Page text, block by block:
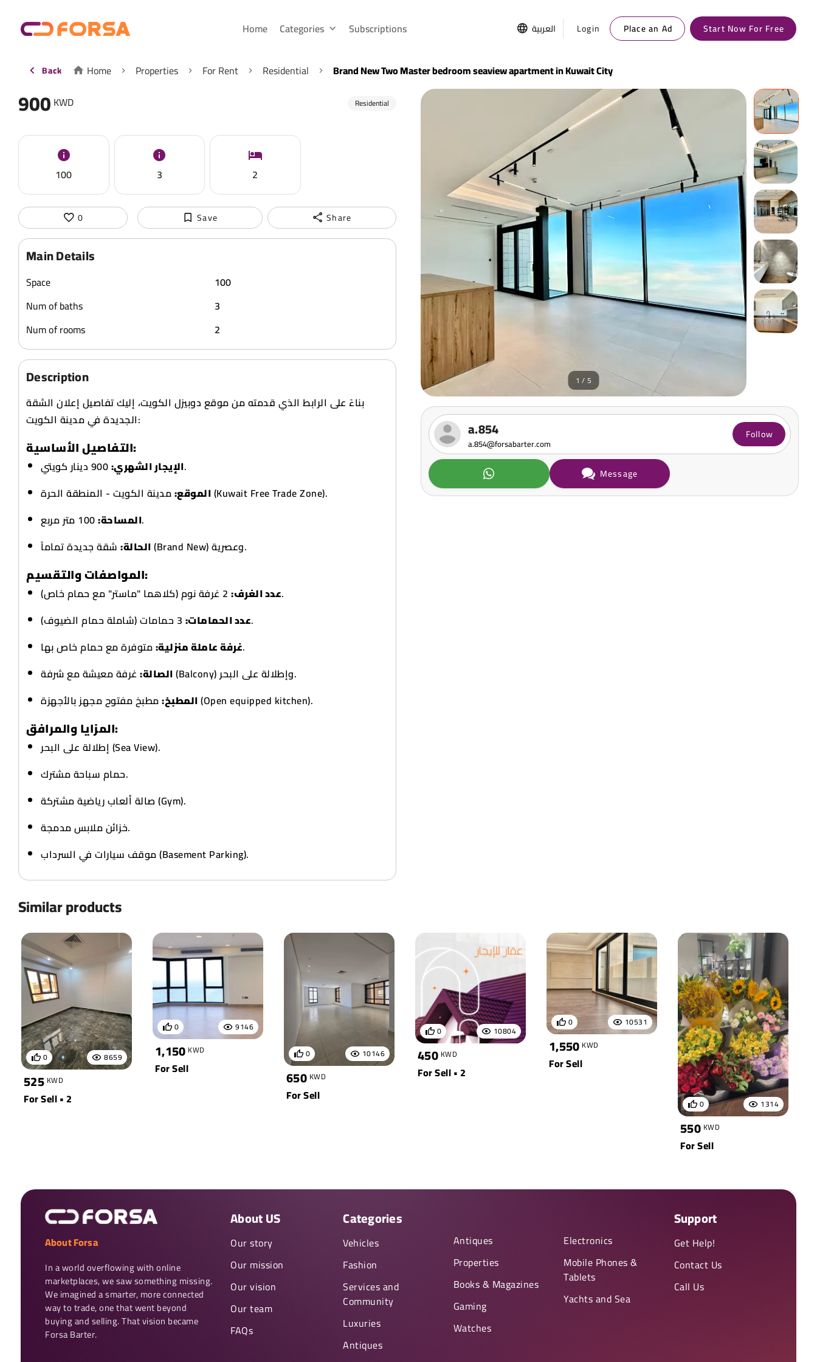
Home Categories Subscriptions العربية Login Place an Ad Start Now For Free
Back Home Properties For Rent Residential Brand New Two Master bedroom seaview apartment in Kuwait City
900 KWD Residential
100 3 2
0 Save Share
Main Details
Space
100
Num of baths
3
Num of rooms
2
Description
بناءً على الرابط الذي قدمته من موقع دوبيزل الكويت، إليك تفاصيل إعلان الشقة
الجديدة في مدينة الكويت:
التفاصيل الأساسية:
الإيجار الشهري:900 دينار كويتي.
الموقع:مدينة الكويت - المنطقة الحرة (Kuwait Free Trade Zone).
المساحة:100 متر مربع.
الحالة:
شقة جديدة تماماً (Brand New) وعصرية.
المواصفات والتقسيم:
عدد الغرف:2 غرفة نوم (كلاهما "ماستر" مع حمام خاص).
عدد الحمامات:3 حمامات (شاملة حمام الضيوف).
غرفة عاملة منزلية:متوفرة مع حمام خاص بها.
الصالة:
غرفة معيشة مع شرفة (Balcony) وإطلالة على البحر.
المطبخ:مطبخ مفتوح مجهز بالأجهزة (Open equipped kitchen).
المزايا والمرافق:
إطلالة على البحر (Sea View).
حمام سباحة مشترك.
صالة ألعاب رياضية مشتركة (Gym).
خزائن ملابس مدمجة.
موقف سيارات في السرداب (Basement Parking).
1 / 5
a.854
a.854@forsabarter.com
Follow
Message
Similar products
8659
0
525 KWD
For Sell • 2
9146
0
1,150 KWD
For Sell
10146
0
650 KWD
For Sell
10804
0
450 KWD
For Sell • 2
10531
0
1,550 KWD
For Sell
1314
0
550 KWD
For Sell
About Forsa
In a world overflowing with online
marketplaces, we saw something missing.
We imagined a smarter, more connected
way to trade, one that went beyond
buying and selling. That vision became
Forsa Barter.
About US
Our story
Our mission
Our vision
Our team
FAQs
Categories
Vehicles
Fashion
Services and
Community
Luxuries
Antiques
Antiques
Properties
Books & Magazines
Gaming
Watches
Electronics
Mobile Phones &
Tablets
Yachts and Sea
Support
Get Help!
Contact Us
Call Us